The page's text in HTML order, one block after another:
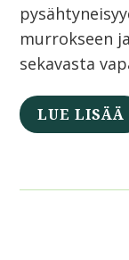
murrokseen
sekavasta
LUE LISÄÄ